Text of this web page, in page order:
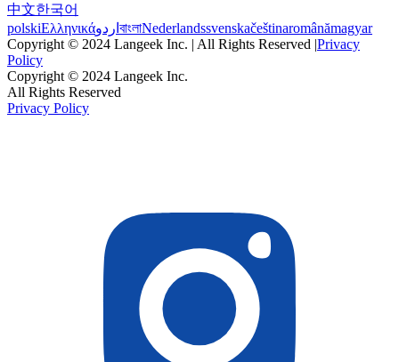
中文한국어
polskiΕλληνικάاردو বাংলাNederlandssvenskačeštinaromânămagyar
Copyright © 2024 Langeek Inc. | All Rights Reserved |Privacy
Policy
Copyright © 2024 Langeek Inc.
All Rights Reserved
Privacy Policy